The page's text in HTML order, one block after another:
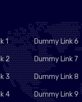
1
2
3
4
Dummy Link 6
Dummy Link 7
Dummy Link 8
Dummy Link 9